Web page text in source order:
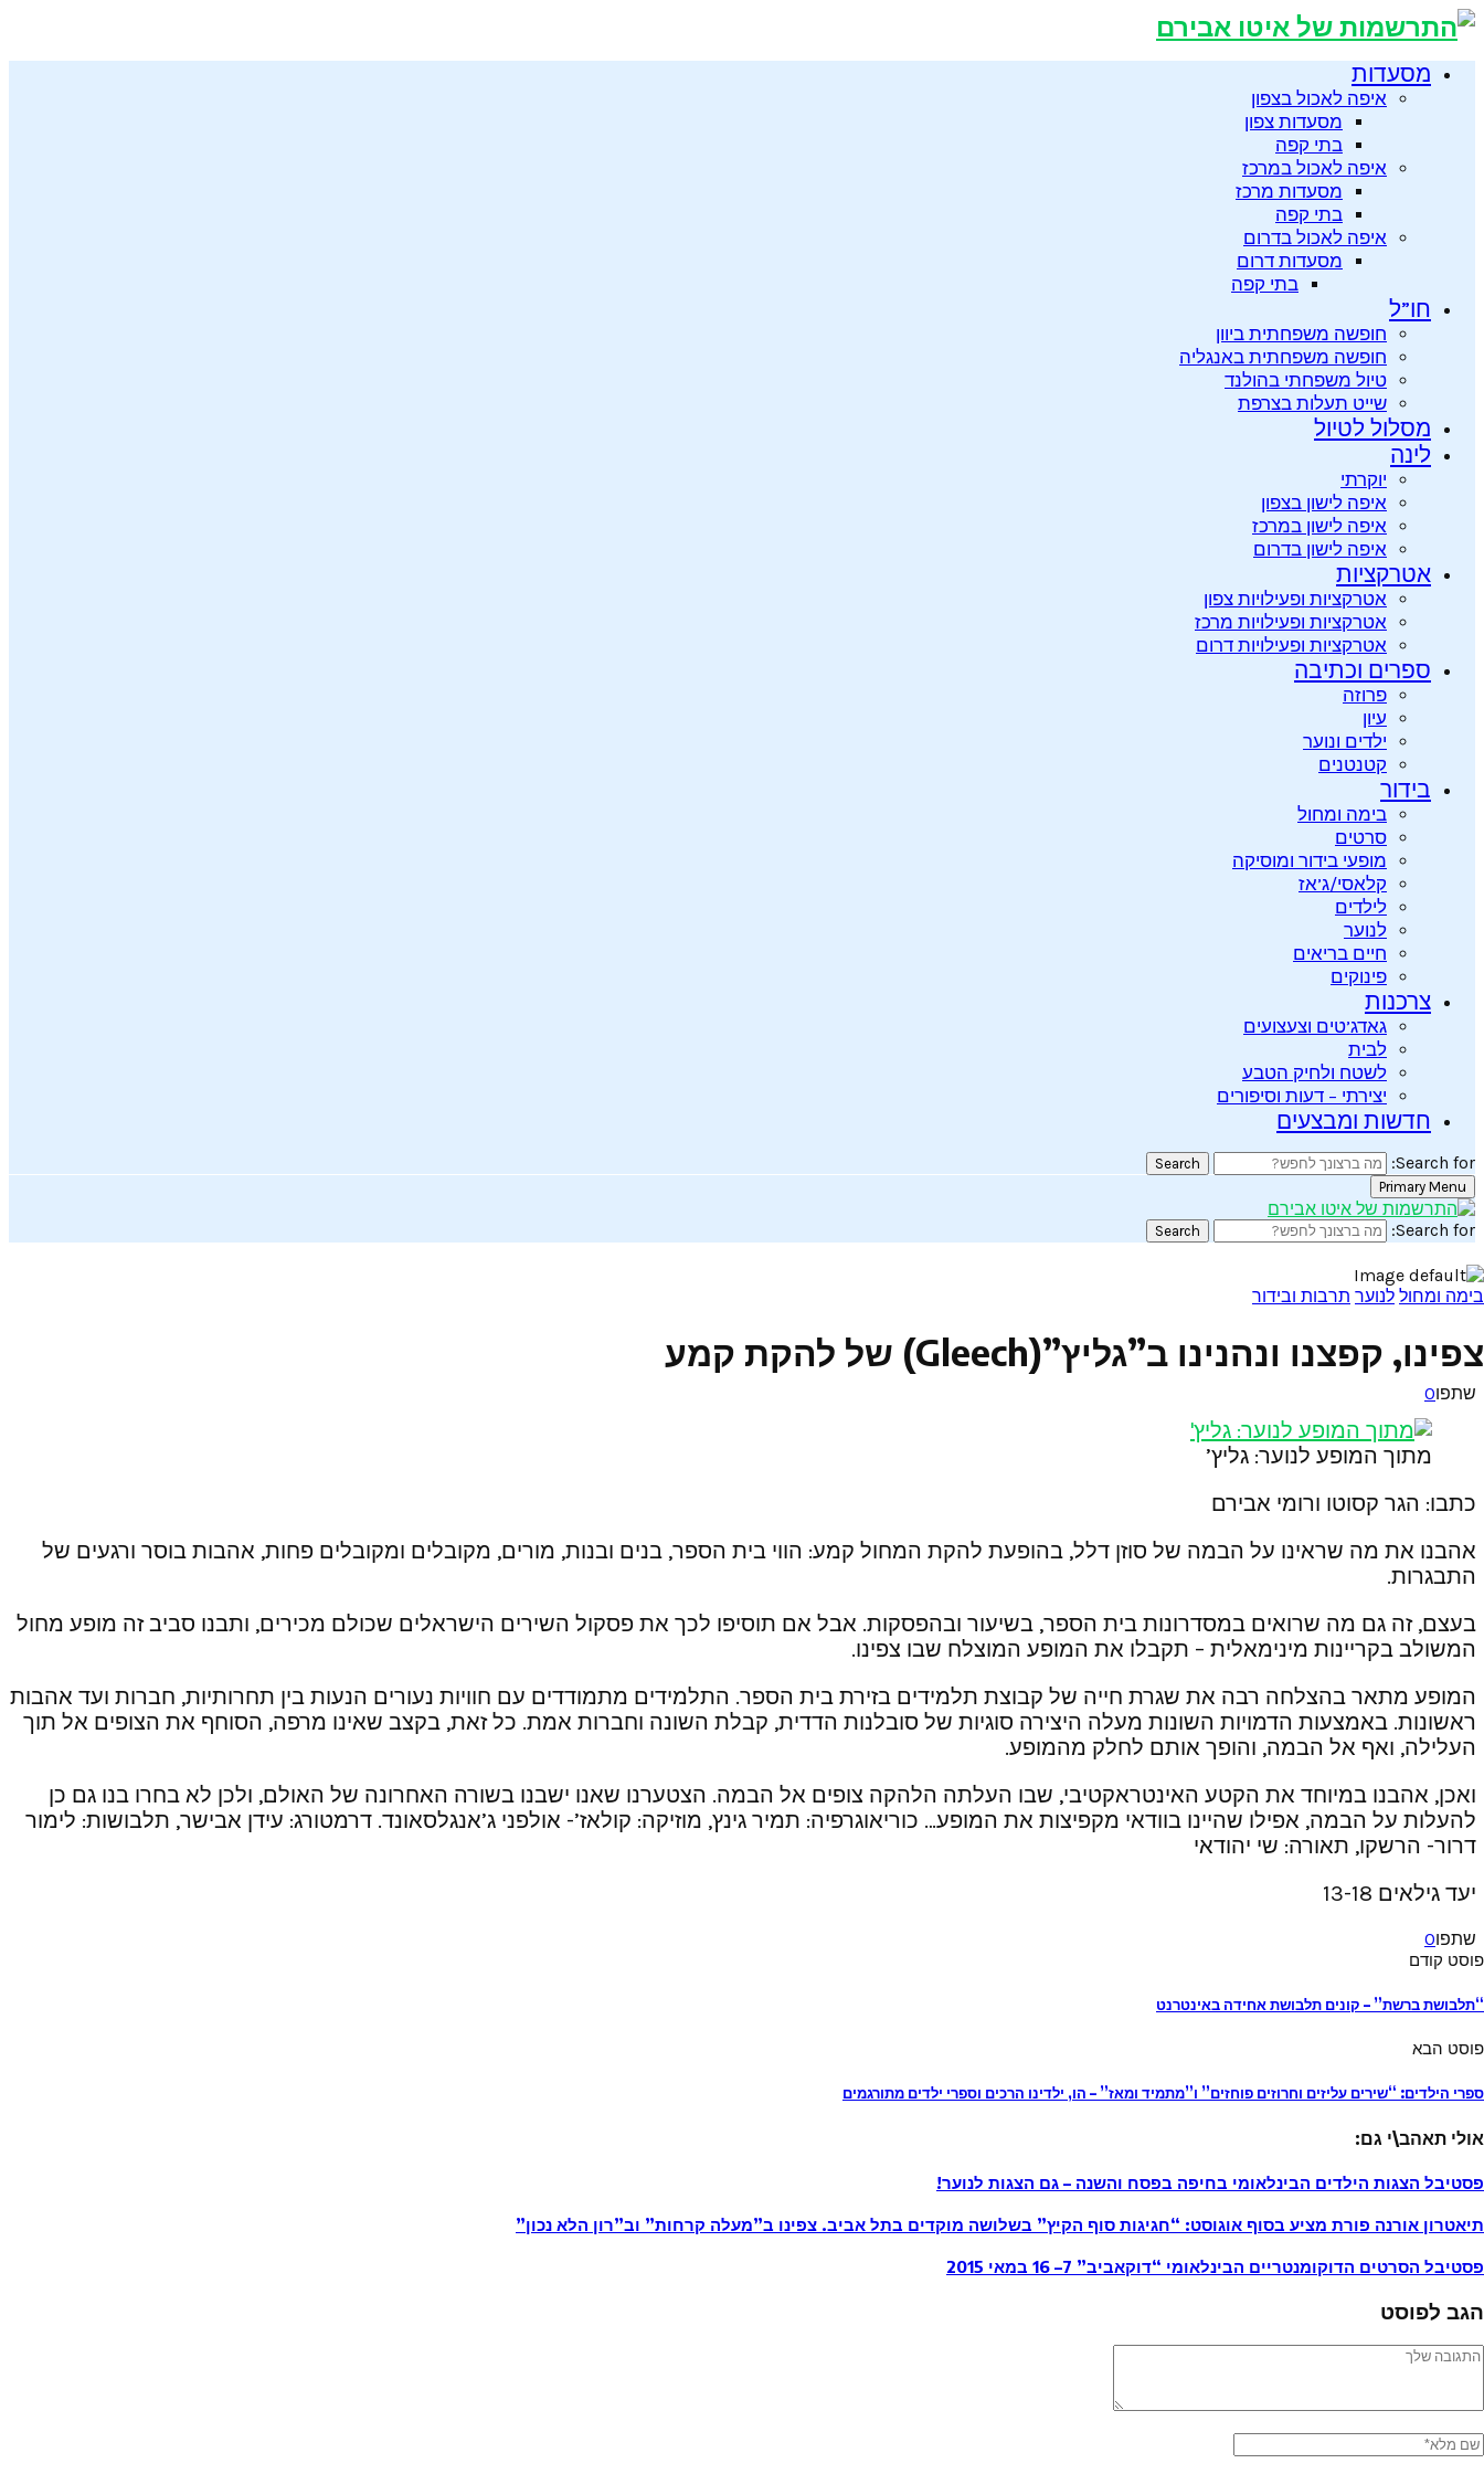
מסעדות
איפה לאכול בצפון
מסעדות צפון
בתי קפה
איפה לאכול במרכז
מסעדות מרכז
בתי קפה
איפה לאכול בדרום
מסעדות דרום
בתי קפה
חו”ל
חופשה משפחתית ביוון
חופשה משפחתית באנגליה
טיול משפחתי בהולנד
שייט תעלות בצרפת
מסלול לטיול
לינה
יוקרתי
איפה לישון בצפון
איפה לישון במרכז
איפה לישון בדרום
אטרקציות
אטרקציות ופעילויות צפון
אטרקציות ופעילויות מרכז
אטרקציות ופעילויות דרום
ספרים וכתיבה
פרוזה
עיון
ילדים ונוער
קטנטנים
בידור
בימה ומחול
סרטים
מופעי בידור ומוסיקה
קלאסי/ג’אז
לילדים
לנוער
חיים בריאים
פינוקים
צרכנות
גאדג’טים וצעצועים
לבית
לשטח ולחיק הטבע
יצירתי – דעות וסיפורים
חדשות ומבצעים
Search for:
Search
Primary Menu
Search for:
Search
בימה ומחול לנוער תרבות ובידור
צפינו, קפצנו ונהנינו ב”גליץ”(Gleech) של להקת קמע
שתפו0
מתוך המופע לנוער: גליץ’
כתבו: הגר קסוטו ורומי אבירם
אהבנו את מה שראינו על הבמה של סוזן דלל, בהופעת להקת המחול קמע: הווי בית הספר, בנים ובנות, מורים, מקובלים ומקובלים פחות, אהבות בוסר ורגעים של
התבגרות.
בעצם, זה גם מה שרואים במסדרונות בית הספר, בשיעור ובהפסקות. אבל אם תוסיפו לכך את פסקול השירים הישראלים שכולם מכירים, ותבנו סביב זה מופע מחול
המשולב בקריינות מינימאלית – תקבלו את המופע המוצלח שבו צפינו.
המופע מתאר בהצלחה רבה את שגרת חייה של קבוצת תלמידים בזירת בית הספר. התלמידים מתמודדים עם חוויות נעורים הנעות בין תחרותיות, חברות ועד אהבות
ראשונות. באמצעות הדמויות השונות מעלה היצירה סוגיות של סובלנות הדדית, קבלת השונה וחברות אמת. כל זאת, בקצב שאינו מרפה, הסוחף את הצופים אל תוך
העלילה, ואף אל הבמה, והופך אותם לחלק מהמופע.
ואכן, אהבנו במיוחד את הקטע האינטראקטיבי, שבו העלתה הלהקה צופים אל הבמה. הצטערנו שאנו ישבנו בשורה האחרונה של האולם, ולכן לא בחרו בנו גם כן
להעלות על הבמה, אפילו שהיינו בוודאי מקפיצות את המופע… כוריאוגרפיה: תמיר גינץ, מוזיקה: קולאז’- אולפני ג’אנגלסאונד. דרמטורג: עידן אבישר, תלבושות: לימור
דרור- הרשקו, תאורה: שי יהודאי
יעד גילאים 13-18
שתפו0
פוסט קודם
“תלבושת ברשת” – קונים תלבושת אחידה באינטרנט
פוסט הבא
ספרי הילדים: “שירים עליזים וחרוזים פוחזים” ו”מתמיד ומאז” – הו, ילדינו הרכים וספרי ילדים מתורגמים
אולי תאהב\י גם:
פסטיבל הצגות הילדים הבינלאומי בחיפה בפסח והשנה – גם הצגות לנוער!
תיאטרון אורנה פורת מציע בסוף אוגוסט: “חגיגות סוף הקיץ” בשלושה מוקדים בתל אביב. צפינו ב”מעלה קרחות” וב”רון הלא נכון”
פסטיבל הסרטים הדוקומנטריים הבינלאומי “דוקאביב” 7– 16 במאי 2015
הגב לפוסט